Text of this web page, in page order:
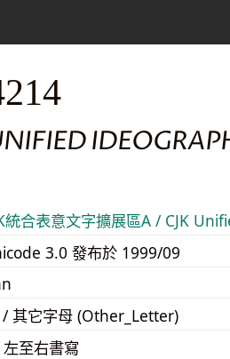
統合表意文字擴展區A / CJK
3.0 發布於 1999/09
/ 其它字母 (Other_Letter)
至右書寫